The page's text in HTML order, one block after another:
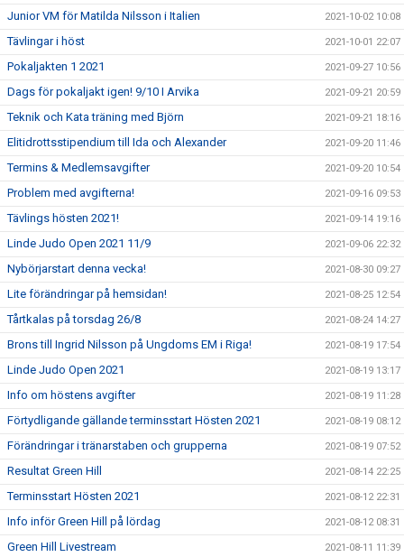
Junior VM för Matilda Nilsson i Italien 2021-10-02 10:08
Tävlingar i höst 2021-10-01 22:07
Pokaljakten 1 2021 2021-09-27 10:56
Dags för pokaljakt igen! 9/10 I Arvika 2021-09-21 20:59
Teknik och Kata träning med Björn 2021-09-21 18:16
Elitidrottsstipendium till Ida och Alexander 2021-09-20 11:46
Termins & Medlemsavgifter 2021-09-20 10:54
Problem med avgifterna! 2021-09-16 09:53
Tävlings hösten 2021! 2021-09-14 19:16
Linde Judo Open 2021 11/9 2021-09-06 22:32
Nybörjarstart denna vecka! 2021-08-30 09:27
Lite förändringar på hemsidan! 2021-08-25 12:54
Tårtkalas på torsdag 26/8 2021-08-24 14:27
Brons till Ingrid Nilsson på Ungdoms EM i Riga! 2021-08-19 17:54
Linde Judo Open 2021 2021-08-19 13:17
Info om höstens avgifter 2021-08-19 11:28
Förtydligande gällande terminsstart Hösten 2021 2021-08-19 08:12
Förändringar i tränarstaben och grupperna 2021-08-19 07:52
Resultat Green Hill 2021-08-14 22:25
Terminsstart Hösten 2021 2021-08-12 22:31
Info inför Green Hill på lördag 2021-08-12 08:31
Green Hill Livestream 2021-08-11 11:39